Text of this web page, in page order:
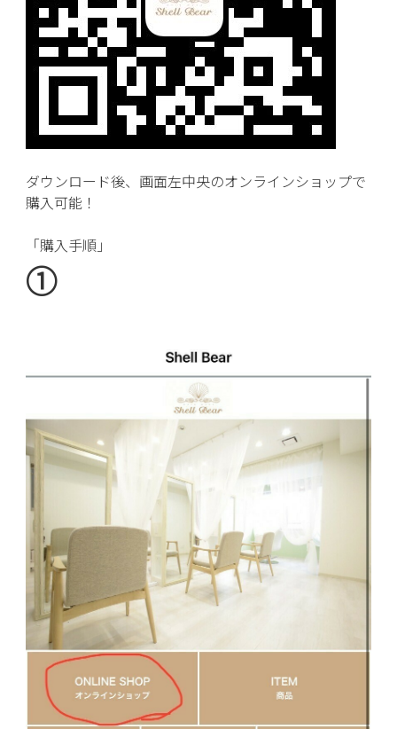
ダウンロード後、画面左中央のオンラインショップで
購入可能！
「購入手順」
①